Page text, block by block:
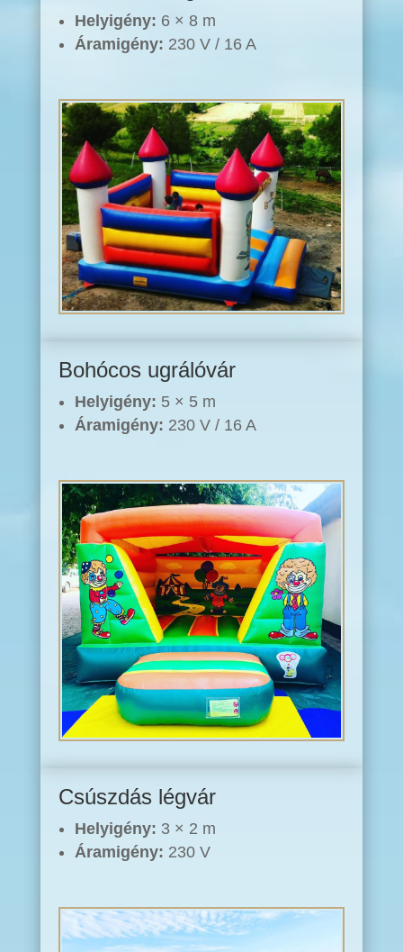
Helyigény: 6 × 8 m
Áramigény: 230 V / 16 A
Bohócos ugrálóvár
Helyigény: 5 × 5 m
Áramigény: 230 V / 16 A
Csúszdás légvár
Helyigény: 3 × 2 m
Áramigény: 230 V